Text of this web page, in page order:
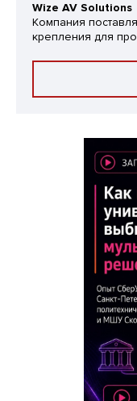
Wize AV Solutions
Компания
крепления для